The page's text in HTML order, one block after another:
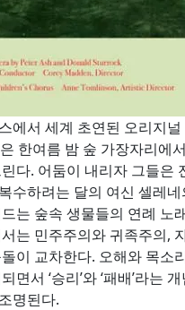
에서 세계 초연된 오리지널
한여름 밤 숲 가장자리에
다. 어둠이 내리자 그들은
수하려는 달의 여신 셀레네
는 숲속 생물들의 연례 노
는 민주주의와 귀족주의,
이 교차한다. 오해와 목소
면서 ‘승리’와 ‘패배’라는
명된다.